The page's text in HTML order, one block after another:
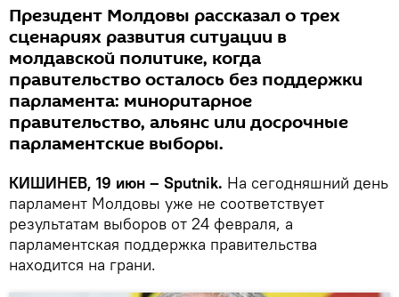
Президент Молдовы рассказал о трех
сценариях развития ситуации в
молдавской политике, когда
правительство осталось без поддержки
парламента: миноритарное
правительство, альянс или досрочные
парламентские выборы.
КИШИНЕВ, 19 июн – Sputnik. На сегодняшний день
парламент Молдовы уже не соответствует
результатам выборов от 24 февраля, а
парламентская поддержка правительства
находится на грани.